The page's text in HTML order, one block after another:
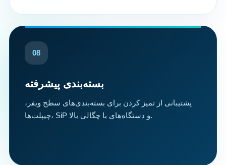
08
بسته‌بندی پیشرفته
پشتیبانی از تمیز کردن برای بسته‌بندی‌های سطح ویفر،
چیپلت‌ها، SiP و دستگاه‌های با چگالی بالا.